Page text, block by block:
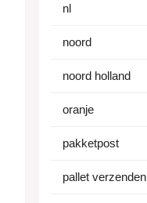
nl
noord
noord holland
oranje
pakketpost
pallet verzenden